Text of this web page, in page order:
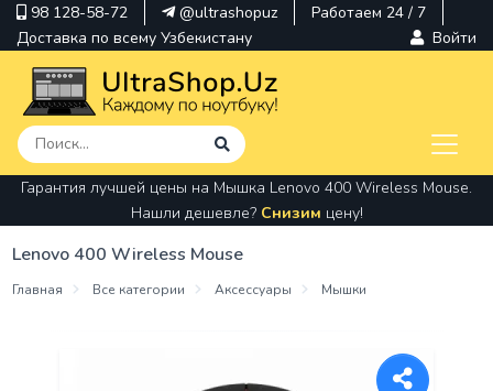
98 128-58-72 @ultrashopuz
Работаем 24 / 7
Доставка по всему Узбекистану
Войти
pavilion
kindle
envy
Гарантия лучшей цены на Мышка Lenovo 400 Wireless Mouse.
Нашли дешевле? Снизим цену!
Lenovo 400 Wireless Mouse
Главная Все категории Аксессуары Мышки